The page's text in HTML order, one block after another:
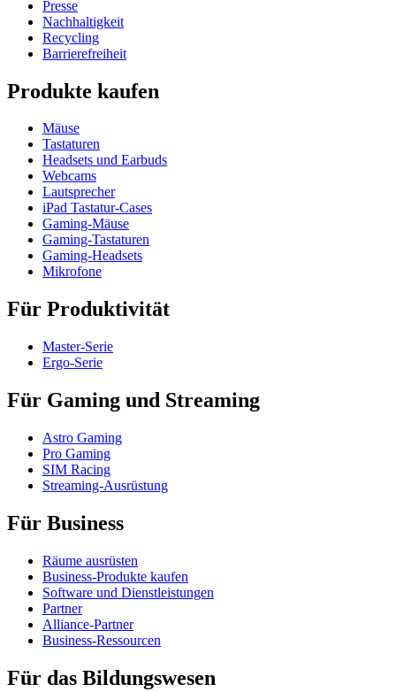
Presse
Nachhaltigkeit
Recycling
Barrierefreiheit
Produkte kaufen
Mäuse
Tastaturen
Headsets und Earbuds
Webcams
Lautsprecher
iPad Tastatur-Cases
Gaming-Mäuse
Gaming-Tastaturen
Gaming-Headsets
Mikrofone
Für Produktivität
Master-Serie
Ergo-Serie
Für Gaming und Streaming
Astro Gaming
Pro Gaming
SIM Racing
Streaming-Ausrüstung
Für Business
Räume ausrüsten
Business-Produkte kaufen
Software und Dienstleistungen
Partner
Alliance-Partner
Business-Ressourcen
Für das Bildungswesen